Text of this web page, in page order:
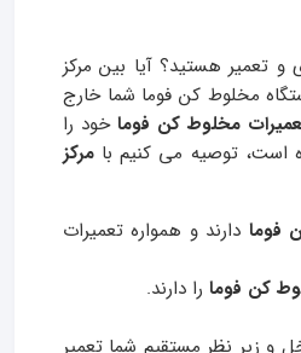
تعمیر هستید؟ آیا بین مرکز
مخلوط کن فوما شما خارج
مخلوط کن فوماخود را
است، توصیه می کنیم با مرکز
فوما دارند و همواره تعمیرات
کن فوما را دارند.
و زیر نظر مستقیم شما تعمیر